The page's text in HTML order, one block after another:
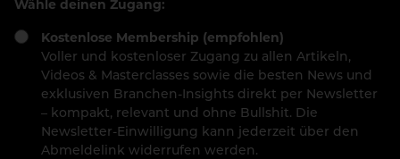
Wähle deinen Zugang:
Kostenlose Membership (empfohlen)
Voller und kostenloser Zugang zu allen Artikeln,
Videos & Masterclasses sowie die besten News und
exklusiven Branchen-Insights direkt per Newsletter
– kompakt, relevant und ohne Bullshit. Die
Newsletter-Einwilligung kann jederzeit über den
Abmeldelink widerrufen werden.